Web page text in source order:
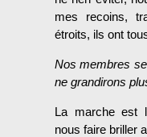
mes recoins,
étroits, ils ont
Nos membres
ne grandirons
La marche est
nous faire briller